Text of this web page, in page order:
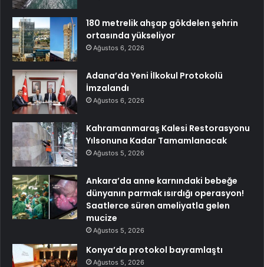
180 metrelik ahşap gökdelen şehrin
ortasında yükseliyor
Ağustos 6, 2026
Adana’da Yeni İlkokul Protokolü
İmzalandı
Ağustos 6, 2026
Kahramanmaraş Kalesi Restorasyonu
Yılsonuna Kadar Tamamlanacak
Ağustos 5, 2026
Ankara’da anne karnındaki bebeğe
dünyanın parmak ısırdığı operasyon!
Saatlerce süren ameliyatla gelen
mucize
Ağustos 5, 2026
Konya’da protokol bayramlaştı
Ağustos 5, 2026